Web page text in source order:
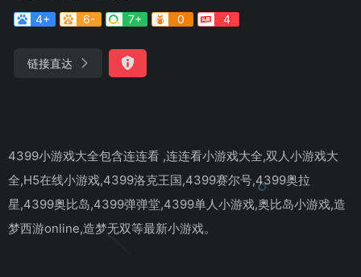
4+
6- 7+ 0 4
链接直达
4399小游戏大全包含连连看 ,连连看小游戏大全,双人小游戏大
全,H5在线小游戏,4399洛克王国,4399赛尔号,4399奥拉
星,4399奥比岛,4399弹弹堂,4399单人小游戏,奥比岛小游戏,造
梦西游online,造梦无双等最新小游戏。